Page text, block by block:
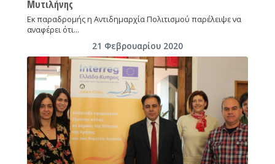
Μυτιλήνης
Εκ παραδρομής η Αντιδημαρχία Πολιτισμού παρέλειψε να
αναφέρει ότι…
21 Φεβρουαρίου 2020